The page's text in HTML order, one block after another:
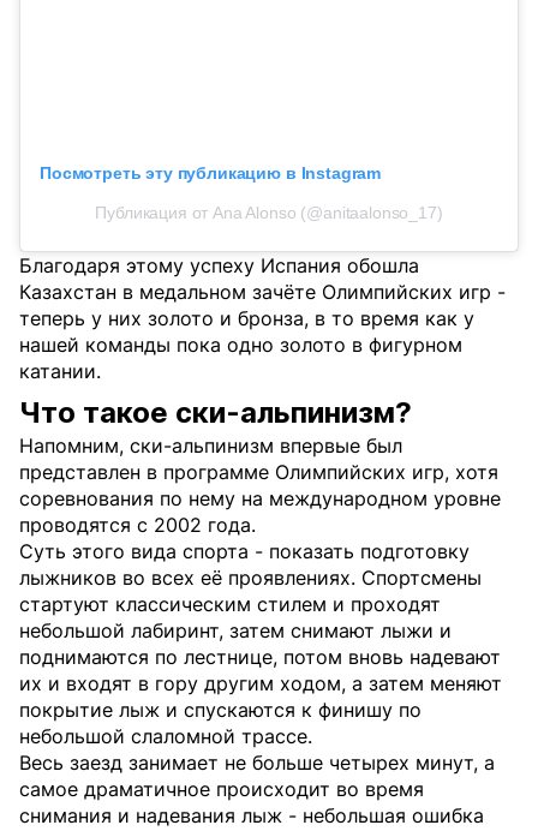
Посмотреть эту публикацию в Instagram
Публикация от Ana Alonso (@anitaalonso_17)
Благодаря этому успеху Испания обошла
Казахстан в медальном зачёте Олимпийских игр -
теперь у них золото и бронза, в то время как у
нашей команды пока одно золото в фигурном
катании.
Что такое ски-альпинизм?
Напомним, ски-альпинизм впервые был
представлен в программе Олимпийских игр, хотя
соревнования по нему на международном уровне
проводятся с 2002 года.
Суть этого вида спорта - показать подготовку
лыжников во всех её проявлениях. Спортсмены
стартуют классическим стилем и проходят
небольшой лабиринт, затем снимают лыжи и
поднимаются по лестнице, потом вновь надевают
их и входят в гору другим ходом, а затем меняют
покрытие лыж и спускаются к финишу по
небольшой слаломной трассе.
Весь заезд занимает не больше четырех минут, а
самое драматичное происходит во время
снимания и надевания лыж - небольшая ошибка